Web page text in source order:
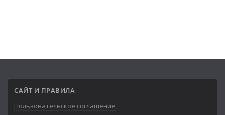
САЙТ И ПРАВИЛА
Пользовательское соглашение